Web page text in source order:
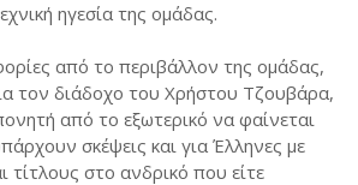
ηγεσία της ομάδας.
από το περιβάλλον της ομάδας,
τον διάδοχο του Χρήστου Τζουβάρα,
από το εξωτερικό να φαίνεται
σκέψεις και για Έλληνες με
τίτλους στο ανδρικό που είτε